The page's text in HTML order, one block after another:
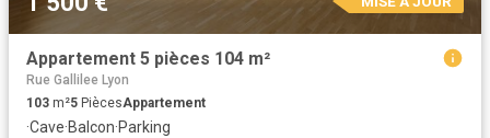
Appartement 5 pièces 104 m²
Rue Gallilee Lyon
103 m²5 PiècesAppartement
·Cave·Balcon·Parking